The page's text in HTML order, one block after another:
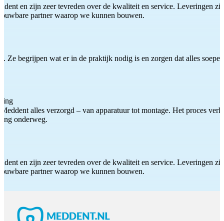
en zijn zeer tevreden over de kwaliteit en service. Leveringen
partner waarop we kunnen bouwen.
Ze begrijpen wat er in de praktijk nodig is en zorgen dat alles
alles verzorgd – van apparatuur tot montage. Het proces
onderweg.
en zijn zeer tevreden over de kwaliteit en service. Leveringen
partner waarop we kunnen bouwen.